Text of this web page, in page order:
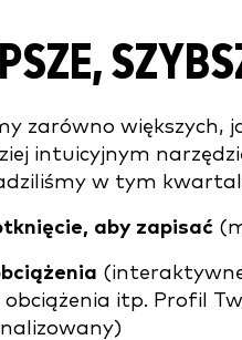
zarówno większych,
intuicyjnym
w tym
aby zapisać
itp. Profil